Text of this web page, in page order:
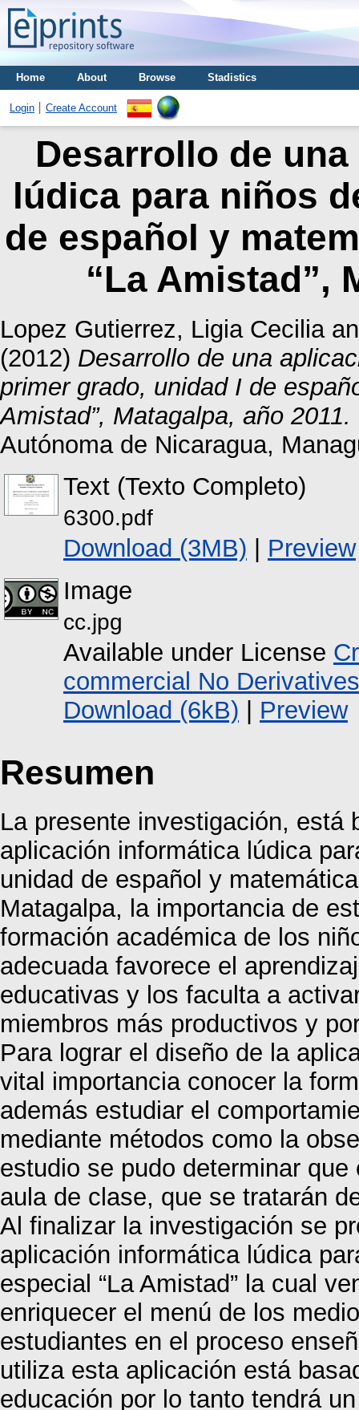
Home About Browse Stadistics
Login Create Account
Desarrollo de
lúdica para niños
de español y
“La Amistad”,
Lopez Gutierrez, Ligia Cecilia
(2012) Desarrollo de una
primer grado, unidad I de
Amistad”, Matagalpa, año 2011.
Autónoma de Nicaragua,
Text (Texto Completo)
6300.pdf
Download (3MB) | Preview
Image
cc.jpg
Available under License
commercial No Derivatives
Download (6kB) | Preview
Resumen
La presente investigación, está
aplicación informática lúdica
unidad de español y
Matagalpa, la importancia de
formación académica de los
adecuada favorece el
educativas y los faculta a
miembros más productivos y
Para lograr el diseño de la
vital importancia conocer la
además estudiar el
mediante métodos como la
estudio se pudo determinar
aula de clase, que se tratarán
Al finalizar la investigación se
aplicación informática lúdica
especial “La Amistad” la cual
enriquecer el menú de los
estudiantes en el proceso
utiliza esta aplicación está
educación por lo tanto tendrá